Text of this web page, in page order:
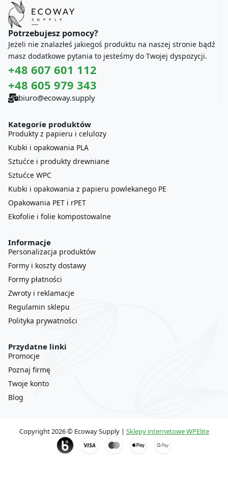
Potrzebujesz pomocy?
Jeżeli nie znalazłeś jakiegoś produktu na naszej stronie bądź
masz dodatkowe pytania to jesteśmy do Twojej dyspozycji.
+48 607 601 112
+48 605 979 343
biuro@ecoway.supply
Kategorie produktów
Produkty z papieru i celulozy
Kubki i opakowania PLA
Sztućce i produkty drewniane
Sztućce WPC
Kubki i opakowania z papieru powlekanego PE
Opakowania PET i rPET
Ekofolie i folie kompostowalne
Informacje
Personalizacja produktów
Formy i koszty dostawy
Formy płatności
Zwroty i reklamacje
Regulamin sklepu
Polityka prywatności
Przydatne linki
Promocje
Poznaj firmę
Twoje konto
Blog
Copyright 2026 © Ecoway Supply | Sklepy internetowe WPElite